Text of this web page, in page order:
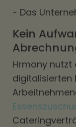
- Das
Kein
Hrmony nutzt
digitalisierten